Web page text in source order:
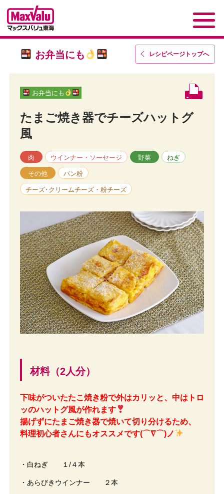
レシピページトップへ
お弁当にも
お弁当にも
たまご焼き器でチーズハットグ
風
肉 ウインナー・ソーセージ 野菜 ねぎ
その他 パン粉
チーズ･クリームチーズ・粉チーズ
材料（2人分）
下味がついたたこ焼き粉で外はカリッと、中はトロ
ッのハットグ風が作れます
揚げずにたまご焼き器で焼いて切り分けるため、
料理初心者さんにもオススメです(⌒∇⌒)ノ
・白ねぎ １/４本
・あらびきウインナー ２本